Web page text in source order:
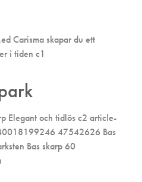
Carisma skapar du ett
i tiden c1
Elegant och tidlös c2 article-
47542626 Bas
Bas skarp 60